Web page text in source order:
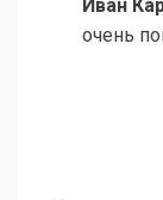
Иван
очень